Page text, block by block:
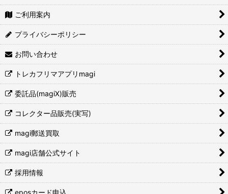
未開封BOX
サプライ・その他
ご利用案内
プライバシーポリシー
お問い合わせ
トレカフリマアプリmagi
委託品(magiX)販売
コレクター品販売(実写)
magi郵送買取
magi店舗公式サイト
採用情報